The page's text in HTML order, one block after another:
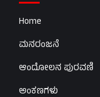
Home
ಮನರಂಜನೆ
ಆಂದೋಲನ ಪುರವಣಿ
ಅಂಕಣಗಳು